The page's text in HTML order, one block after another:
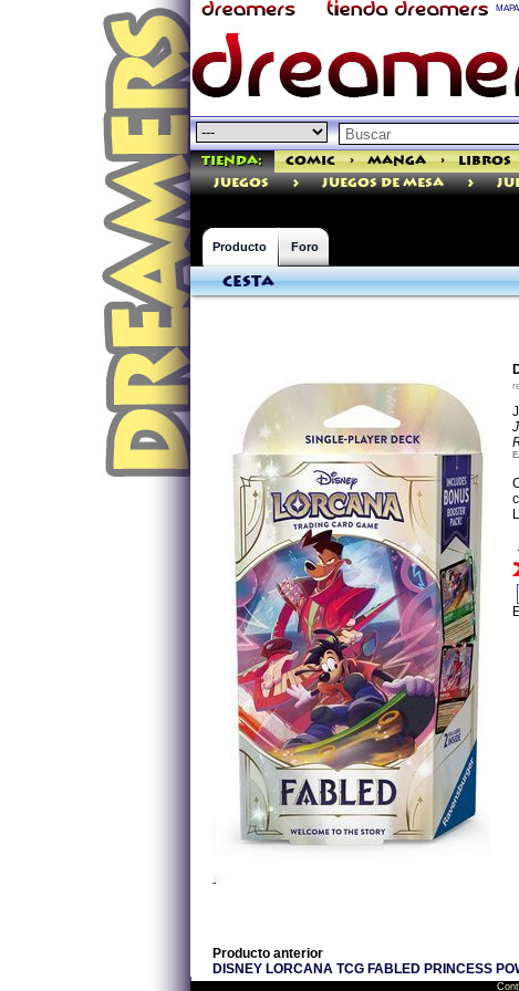
Tienda: Comic > Manga > Libros
juegos
> Juegos de Mesa >
Producto Foro
Cesta
Producto anterior
DISNEY LORCANA TCG FABLED PRINCESS